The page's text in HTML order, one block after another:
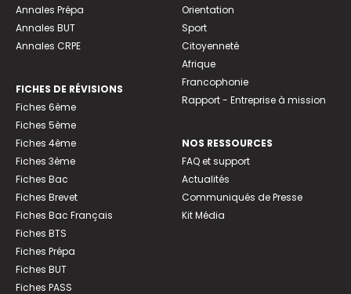
Annales Prépa
Annales BUT
Annales CRPE
FICHES DE RÉVISIONS
Fiches 6ème
Fiches 5ème
Fiches 4ème
Fiches 3ème
Fiches Bac
Fiches Brevet
Fiches Bac Français
Fiches BTS
Fiches Prépa
Fiches BUT
Fiches PASS
Orientation
Sport
Citoyenneté
Afrique
Francophonie
Rapport - Entreprise à mission
NOS RESSOURCES
FAQ et support
Actualités
Communiqués de Presse
Kit Média